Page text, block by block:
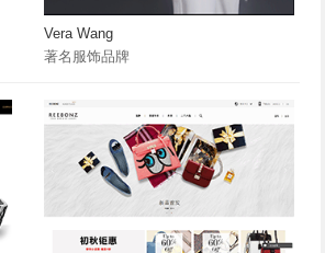
Vera Wang
著名服饰品牌